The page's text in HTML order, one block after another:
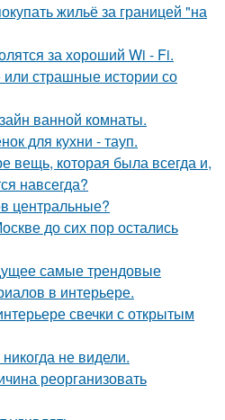
жильё за границей "на
за хороший Wi - Fi.
страшные истории со
ванной комнаты.
для кухни - тауп.
вещь, которая была всегда и,
навсегда?
центральные?
до сих пор остались
самые трендовые
в интерьере.
свечки с открытым
не видели.
реорганизовать